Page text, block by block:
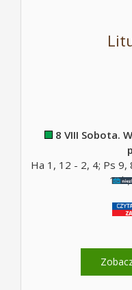
8 VIII Sobota.
Ha 1, 12 - 2, 4; Ps